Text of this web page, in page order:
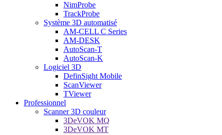
NimProbe
TrackProbe
Système 3D automatisé
AM-CELL C Series
AM-DESK
AutoScan-T
AutoScan-K
Logiciel 3D
DefinSight Mobile
ScanViewer
TViewer
Professionnel
Scanner 3D couleur
3DeVOK MQ
3DeVOK MT